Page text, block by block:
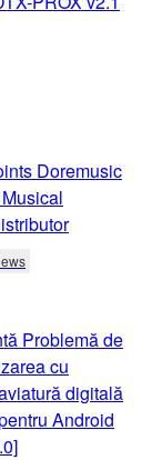
Doremusic
Problemă de
cu
digitală
Android